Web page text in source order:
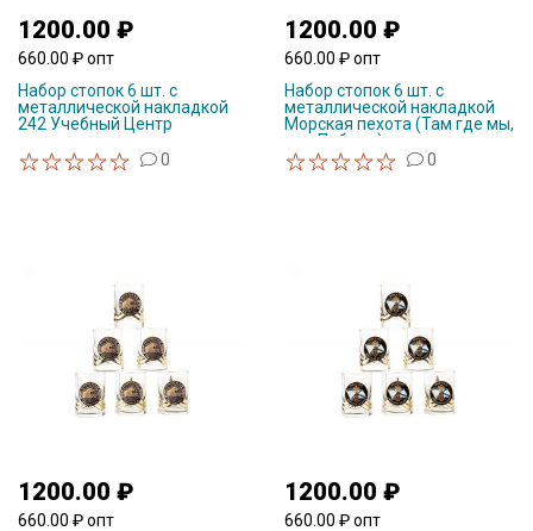
1200.00 ₽
660.00 ₽ опт
Набор стопок 6 шт. с
металлической накладкой
242 Учебный Центр
0
1200.00 ₽
660.00 ₽ опт
Набор стопок 6 шт. с
металлической накладкой
Морская пехота (Там где мы,
там Победа)
0
1200.00 ₽
660.00 ₽ опт
1200.00 ₽
660.00 ₽ опт